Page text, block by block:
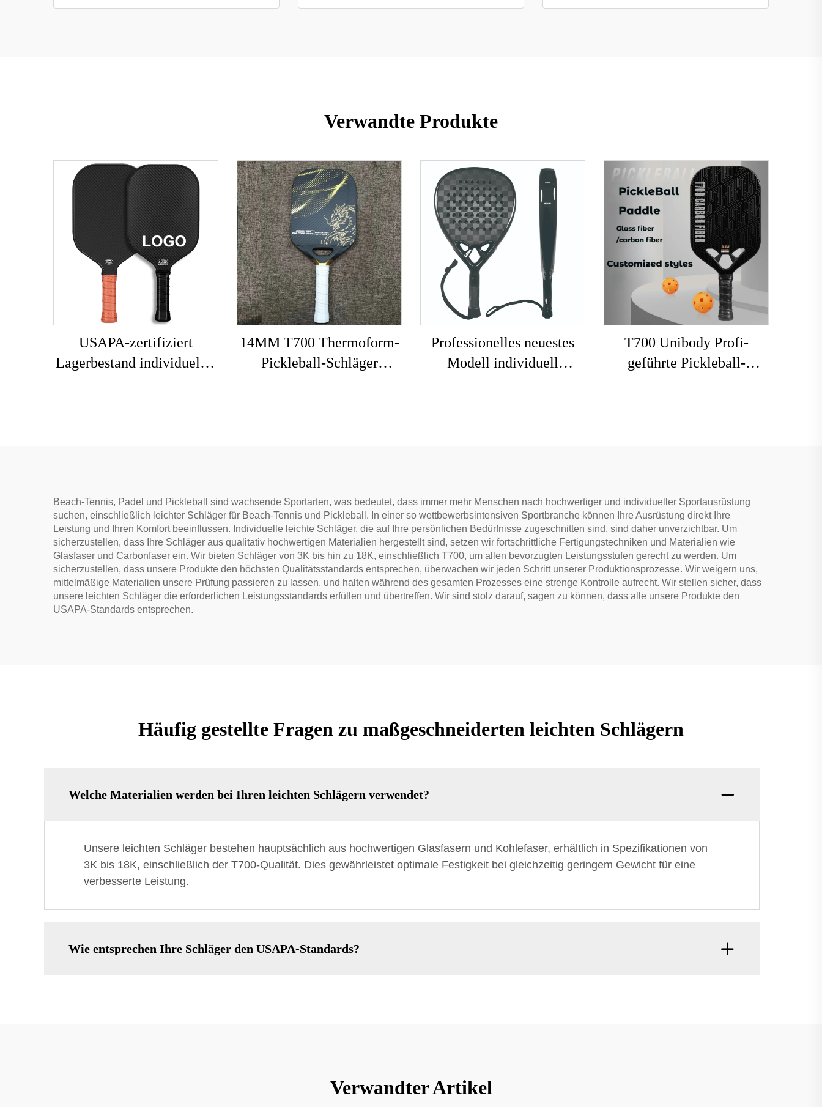
Verwandte Produkte
USAPA-zertifiziert
Lagerbestand individuelles
14MM T700 Thermoform-
Pickleball-Schläger
Professionelles neuestes
Modell individuell
T700 Unibody Profi-
geführte Pickleball-
Beach-Tennis, Padel und Pickleball sind wachsende Sportarten, was bedeutet, dass immer mehr Menschen nach hochwertiger und individueller Sportausrüstung
suchen, einschließlich leichter Schläger für Beach-Tennis und Pickleball. In einer so wettbewerbsintensiven Sportbranche können Ihre Ausrüstung direkt Ihre
Leistung und Ihren Komfort beeinflussen. Individuelle leichte Schläger, die auf Ihre persönlichen Bedürfnisse zugeschnitten sind, sind daher unverzichtbar. Um
sicherzustellen, dass Ihre Schläger aus qualitativ hochwertigen Materialien hergestellt sind, setzen wir fortschrittliche Fertigungstechniken und Materialien wie
Glasfaser und Carbonfaser ein. Wir bieten Schläger von 3K bis hin zu 18K, einschließlich T700, um allen bevorzugten Leistungsstufen gerecht zu werden. Um
sicherzustellen, dass unsere Produkte den höchsten Qualitätsstandards entsprechen, überwachen wir jeden Schritt unserer Produktionsprozesse. Wir weigern uns,
mittelmäßige Materialien unsere Prüfung passieren zu lassen, und halten während des gesamten Prozesses eine strenge Kontrolle aufrecht. Wir stellen sicher, dass
unsere leichten Schläger die erforderlichen Leistungsstandards erfüllen und übertreffen. Wir sind stolz darauf, sagen zu können, dass alle unsere Produkte den
USAPA-Standards entsprechen.
Häufig gestellte Fragen zu maßgeschneiderten leichten Schlägern
Welche Materialien werden bei Ihren leichten Schlägern verwendet?
Unsere leichten Schläger bestehen hauptsächlich aus hochwertigen Glasfasern und Kohlefaser, erhältlich in Spezifikationen von
3K bis 18K, einschließlich der T700-Qualität. Dies gewährleistet optimale Festigkeit bei gleichzeitig geringem Gewicht für eine
verbesserte Leistung.
Wie entsprechen Ihre Schläger den USAPA-Standards?
Verwandter Artikel